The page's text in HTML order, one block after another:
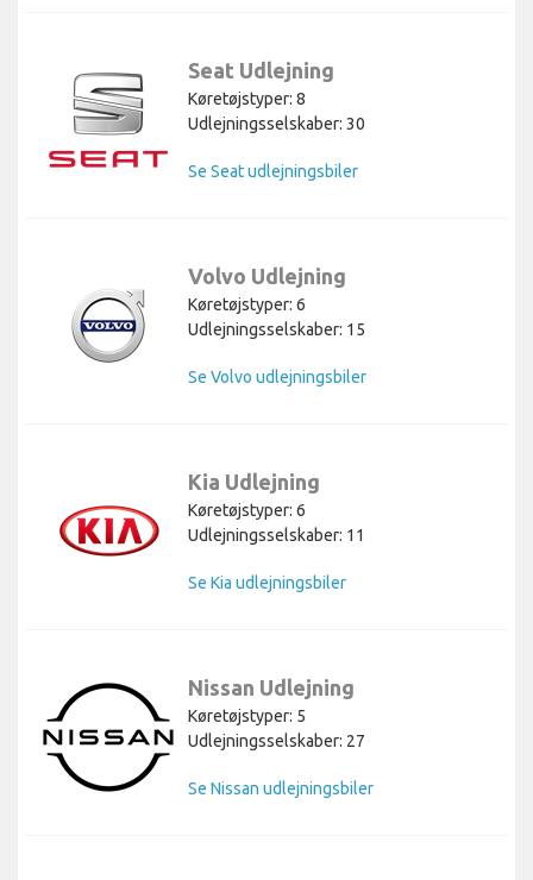
Seat Udlejning
Køretøjstyper: 8
Udlejningsselskaber: 30
Se Seat udlejningsbiler
Volvo Udlejning
Køretøjstyper: 6
Udlejningsselskaber: 15
Se Volvo udlejningsbiler
Kia Udlejning
Køretøjstyper: 6
Udlejningsselskaber: 11
Se Kia udlejningsbiler
Nissan Udlejning
Køretøjstyper: 5
Udlejningsselskaber: 27
Se Nissan udlejningsbiler